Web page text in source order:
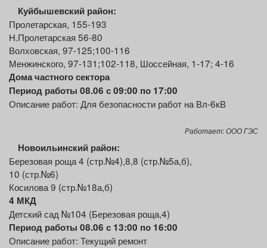
Куйбышевский район:
Пролетарская, 155-193
Н.Пролетарская 56-80
Волховская, 97-125;100-116
Менжинского, 97-131;102-118, Шоссейная, 1-17; 4-16
Дома частного сектора
Период работы 08.06 с 09:00 по 17:00
Описание работ: Для безопасности работ на Вл-6кВ
Работает: ООО ГЭС
Новоильинский район:
Березовая роща 4 (стр.№4),8,8 (стр.№5а,б),
10 (стр.№6)
Косилова 9 (стр.№18а,б)
4 МКД
Детский сад №104 (Березовая роща,4)
Период работы 08.06 с 13:00 по 16:00
Описание работ: Текущий ремонт